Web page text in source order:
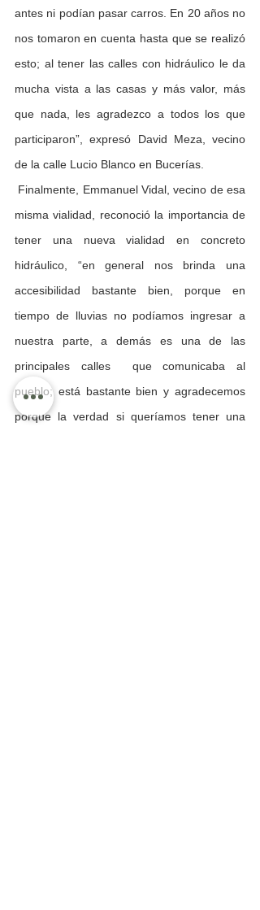
antes ni podían pasar carros. En 20 años no
nos tomaron en cuenta hasta que se realizó
esto; al tener las calles con hidráulico le da
mucha vista a las casas y más valor, más
que nada, les agradezco a todos los que
participaron”, expresó David Meza, vecino
de la calle Lucio Blanco en Bucerías.
misma vialidad, reconoció la importancia de
tener una nueva vialidad en concreto
hidráulico, “en general nos brinda una
accesibilidad bastante bien, porque en
tiempo de lluvias no podíamos ingresar a
nuestra parte, a demás es una de las
principales calles  que comunicaba al
pueblo; está bastante bien y agradecemos
porque la verdad si queríamos tener una